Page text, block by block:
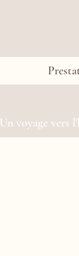
Un voyage vers